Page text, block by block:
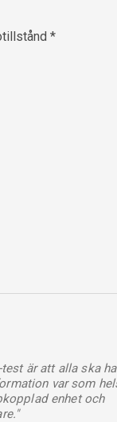
*
är att alla ska ha
var som
enhet och